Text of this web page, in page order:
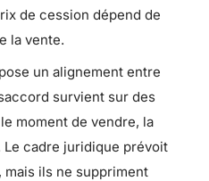
de cession dépend de
la vente.
un alignement entre
survient sur des
moment de vendre, la
cadre juridique prévoit
mais ils ne suppriment